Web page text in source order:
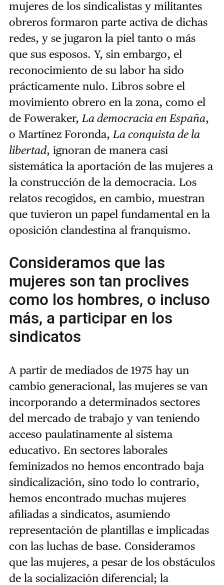
mujeres de los sindicalistas y militantes
obreros formaron parte activa de dichas
redes, y se jugaron la piel tanto o más
que sus esposos. Y, sin embargo, el
reconocimiento de su labor ha sido
prácticamente nulo. Libros sobre el
movimiento obrero en la zona, como el
de Foweraker, La democracia en España,
o Martínez Foronda, La conquista de la
libertad, ignoran de manera casi
sistemática la aportación de las mujeres a
la construcción de la democracia. Los
relatos recogidos, en cambio, muestran
que tuvieron un papel fundamental en la
oposición clandestina al franquismo.
Consideramos que las
mujeres son tan proclives
como los hombres, o incluso
más, a participar en los
sindicatos
A partir de mediados de 1975 hay un
cambio generacional, las mujeres se van
incorporando a determinados sectores
del mercado de trabajo y van teniendo
acceso paulatinamente al sistema
educativo. En sectores laborales
feminizados no hemos encontrado baja
sindicalización, sino todo lo contrario,
hemos encontrado muchas mujeres
afiliadas a sindicatos, asumiendo
representación de plantillas e implicadas
con las luchas de base. Consideramos
que las mujeres, a pesar de los obstáculos
de la socialización diferencial; la